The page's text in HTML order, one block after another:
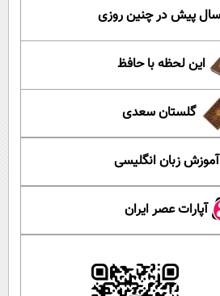
این لحظه با حافظ
گلستان سعدی
آموزش زبان انگلیسی
آپارات عصر ایران